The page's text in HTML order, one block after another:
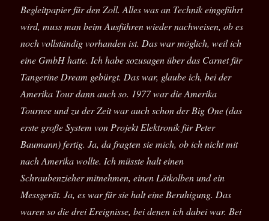
Begleitpapier für den Zoll. Alles was an Technik eingeführt
wird, muss man beim Ausführen wieder nachweisen, ob es
noch vollständig vorhanden ist. Das war möglich, weil ich
eine GmbH hatte. Ich habe sozusagen über das Carnet für
Tangerine Dream gebürgt. Das war, glaube ich, bei der
Amerika Tour dann auch so. 1977 war die Amerika
Tournee und zu der Zeit war auch schon der Big One (das
erste große System von Projekt Elektronik für Peter
Baumann) fertig. Ja, da fragten sie mich, ob ich nicht mit
nach Amerika wollte. Ich müsste halt einen
Schraubenzieher mitnehmen, einen Lötkolben und ein
Messgerät. Ja, es war für sie halt eine Beruhigung. Das
waren so die drei Ereignisse, bei denen ich dabei war. Bei